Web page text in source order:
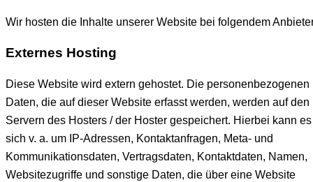
Wir hosten die Inhalte unserer Website bei folgendem
Externes Hosting
Diese Website wird extern gehostet. Die personenbezogenen
Daten, die auf dieser Website erfasst werden, werden auf den
Servern des Hosters / der Hoster gespeichert. Hierbei kann es
sich v. a. um IP-Adressen, Kontaktanfragen, Meta- und
Kommunikationsdaten, Vertragsdaten, Kontaktdaten, Namen,
Websitezugriffe und sonstige Daten, die über eine Website